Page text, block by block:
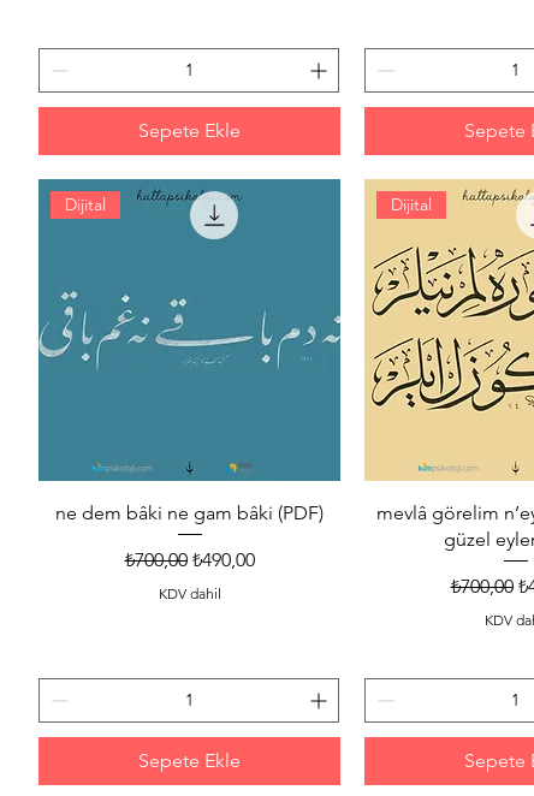
Sepete Ekle Sepete
Dijital
ne dem bâki ne gam bâki (PDF)
Normal Fiyat
₺700,00 İndirimli Fiyat
₺490,00
KDV dahil
Sepete Ekle
Dijital
mevlâ görelim
güzel
Normal
₺700,00
KDV
Sepete